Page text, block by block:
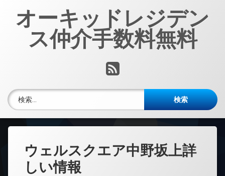
オーキッドレジデン
ス仲介手数料無料
RSS
検索:
ウェルスクエア中野坂上詳
しい情報